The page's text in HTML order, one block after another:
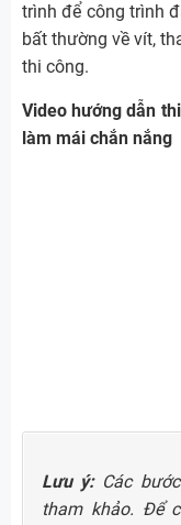
trình để công trình
bất thường về vít,
thi công.
Video hướng dẫn
làm mái chắn nắng
Lưu ý:Các
tham khảo. Để